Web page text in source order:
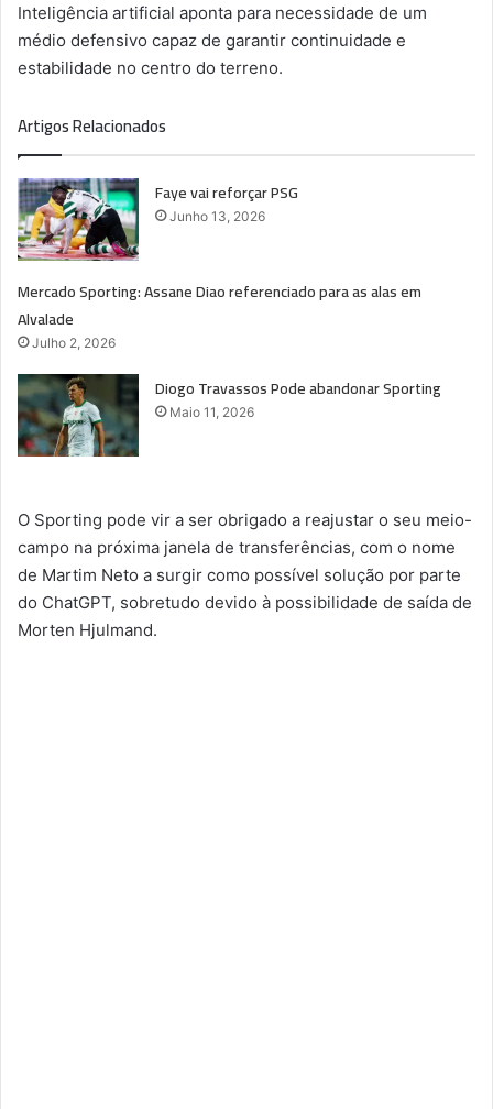
Inteligência artificial aponta para necessidade de um
médio defensivo capaz de garantir continuidade e
estabilidade no centro do terreno.
Artigos Relacionados
Faye vai reforçar PSG
Junho 13, 2026
Mercado Sporting: Assane Diao referenciado para as alas em
Alvalade
Julho 2, 2026
Diogo Travassos Pode abandonar Sporting
Maio 11, 2026
O Sporting pode vir a ser obrigado a reajustar o seu meio-
campo na próxima janela de transferências, com o nome
de Martim Neto a surgir como possível solução por parte
do ChatGPT, sobretudo devido à possibilidade de saída de
Morten Hjulmand.